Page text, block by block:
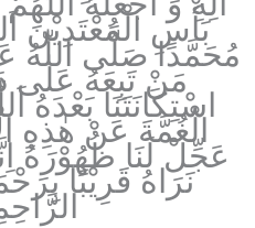
بَأْسِ الْمُعْتَدِيْنَ
مُحَمَّدًا صَلَّى اللّٰهُ
مَنْ تَبِعَهُ عَلٰى
اسْتِكَانَتَنَا
الْغُمَّةَ عَنْ هٰذِهِ
عَجِّلْ لَنَا ظُهُوْرَهُ
نَرَاهُ قَرِيْبًا